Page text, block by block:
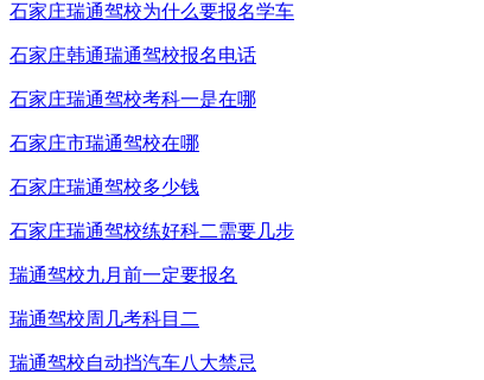
石家庄瑞通驾校为什么要报名学车
石家庄韩通瑞通驾校报名电话
石家庄瑞通驾校考科一是在哪
石家庄市瑞通驾校在哪
石家庄瑞通驾校多少钱
石家庄瑞通驾校练好科二需要几步
瑞通驾校九月前一定要报名
瑞通驾校周几考科目二
瑞通驾校自动挡汽车八大禁忌